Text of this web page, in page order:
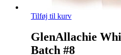
Tilføj til kurv
GlenAllachie
Batch #8